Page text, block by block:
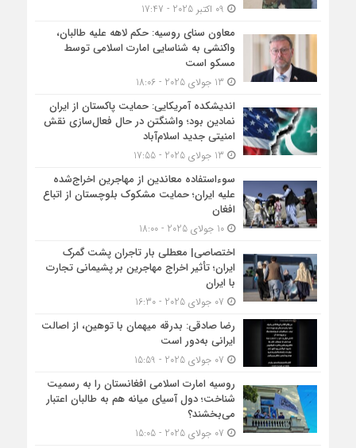
معاون سنای روسیه: حکم لاهه علیه طالبان،
واکنشی به شناسایی امارت اسلامی توسط
مسکو است
اندیشکده آمریکایی: حمایت پاکستان از ایران
نمادین بود؛ واشنگتن در حال فعال‌سازی نقش
امنیتی جدید اسلام‌آباد
سوءاستفاده معاندین از مهاجرین اخراج‌شده
علیه ایران؛ حمایت مشکوک بلوچستان از اتباع
افغان
10 جولای 2025 - 18:00
اختصاصی| معطلی بار تاجران پشت گمرک
ایران؛ تأثیر اخراج مهاجرین بر پشیمانی تجارت
با ایران
رضا صادقی: بدرقه میهمان با توهین، از اصالت
ایرانی به‌دور است
روسیه امارت اسلامی افغانستان را به رسمیت
شناخت؛ دول آسیای میانه هم به طالبان اعتبار
می‎‌بخشند؟